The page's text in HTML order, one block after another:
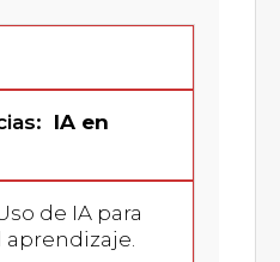
IA en
de IA para